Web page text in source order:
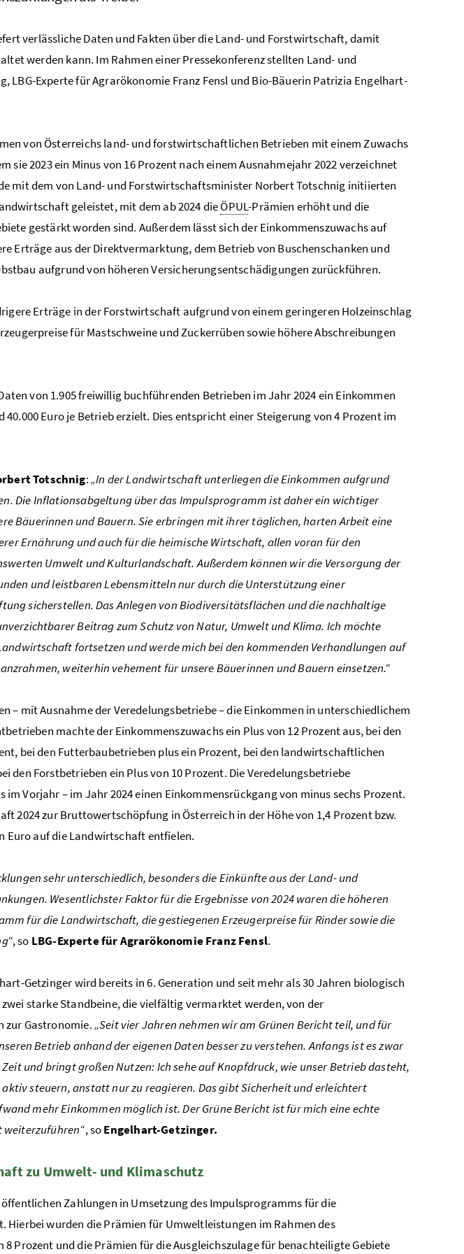
verlässliche Daten und Fakten über die Land- und Forstwirtschaft, damit
werden kann. Im Rahmen einer Pressekonferenz stellten Land- und
Experte für Agrarökonomie Franz Fensl und Bio-Bäuerin Patrizia Engelhart-
von Österreichs land- und forstwirtschaftlichen Betrieben mit einem Zuwachs
sie 2023 ein Minus von 16Prozentnach einem Ausnahmejahr 2022 verzeichnet
mit dem von Land- und Forstwirtschaftsminister Norbert Totschnig initiierten
geleistet, mit dem ab 2024 dieÖPUL-Prämien erhöht und die
gestärkt worden sind. Außerdem lässt sich der Einkommenszuwachs auf
Erträge aus der Direktvermarktung, dem Betrieb von Buschenschanken und
aufgrund von höheren Versicherungsentschädigungen zurückführen.
Erträge in der Forstwirtschaft aufgrund von einem geringeren Holzeinschlag
für Mastschweine und Zuckerrüben sowie höhere Abschreibungen
von 1.905 freiwillig buchführenden Betrieben im Jahr 2024 ein Einkommen
Euro je Betrieb erzielt. Dies entspricht einer Steigerung von 4 Prozent im
Totschnig:„In der Landwirtschaft unterliegen die Einkommen aufgrund
Die Inflationsabgeltung über das Impulsprogramm ist daher ein wichtiger
Bäuerinnen und Bauern. Sie erbringen mit ihrer täglichen, harten Arbeit eine
Ernährung und auch für die heimische Wirtschaft, allen voran für den
Umwelt und Kulturlandschaft. Außerdem können wir die Versorgung der
und leistbaren Lebensmitteln nur durch die Unterstützung einer
sicherstellen. Das Anlegen von Biodiversitätsflächen und die nachhaltige
Beitrag zum Schutz von Natur, Umwelt und Klima. Ich möchte
fortsetzen und werde mich bei den kommenden Verhandlungen auf
weiterhin vehement für unsere Bäuerinnen und Bauern einsetzen.“
– mit Ausnahme der Veredelungsbetriebe – die Einkommen in unterschiedlichem
machte der Einkommenszuwachs ein Plus von 12Prozentaus, bei den
, bei den Futterbaubetrieben plus ein Prozent, bei den landwirtschaftlichen
den Forstbetrieben ein Plus von 10Prozent. Die Veredelungsbetriebe
im Vorjahr – im Jahr 2024 einen Einkommensrückgang von minus sechs Prozent.
2024 zur Bruttowertschöpfung in Österreich in der Höhe von 1,4 Prozentbzw.
Euro auf die Landwirtschaft entfielen.
sehr unterschiedlich, besonders die Einkünfte aus der Land- und
Wesentlichster Faktor für die Ergebnisse von 2024 waren die höheren
für die Landwirtschaft, die gestiegenen Erzeugerpreise für Rinder sowie die
“, so LBG-Experte für Agrarökonomie Franz Fensl.
Getzinger wird bereits in 6. Generation und seit mehr als 30 Jahren biologisch
starke Standbeine, die vielfältig vermarktet werden, von der
zur Gastronomie.„Seit vier Jahren nehmen wir am Grünen Bericht teil, und für
Betrieb anhand der eigenen Daten besser zu verstehen. Anfangs ist es zwar
und bringt großen Nutzen: Ich sehe auf Knopfdruck, wie unser Betrieb dasteht,
steuern, anstatt nur zu reagieren. Das gibt Sicherheit und erleichtert
mehr Einkommen möglich ist. Der Grüne Bericht ist für mich eine echte
weiterzuführen“, soEngelhart-Getzinger.
zu Umwelt- und Klimaschutz
Zahlungen in Umsetzung des Impulsprogramms für die
wurden die Prämien für Umweltleistungen im Rahmen des
8Prozent und die Prämien für die Ausgleichszulage für benachteiligte Gebiete